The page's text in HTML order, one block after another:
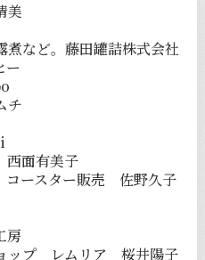
美
煮など。藤田罐詰株式会社
ー
チ
面有美子
コースター販売 佐野久子
房
ップ レムリア 桜井陽子